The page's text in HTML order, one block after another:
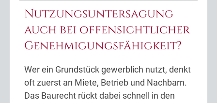
Nutzungsuntersagung
auch bei offensichtlicher
Genehmigungsfähigkeit?
Wer ein Grundstück gewerblich nutzt, denkt
oft zuerst an Miete, Betrieb und Nachbarn.
Das Baurecht rückt dabei schnell in den